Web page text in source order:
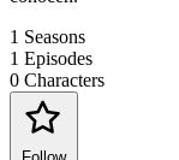
1 Seasons
1 Episodes
0 Characters